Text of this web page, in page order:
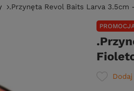
.Przynęta Revol Baits Larva